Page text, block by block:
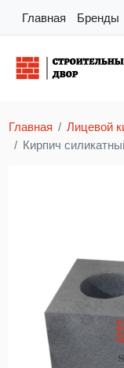
Главная Бренды
Главная Лицевой
Кирпич